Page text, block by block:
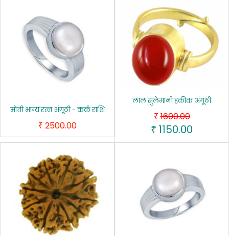
मोती भाग्य रत्न अंगूठी - कर्क राशि
₹ 2500.00
लाल सुलेमानी हकीक अंगूठी
₹ 1600.00
₹ 1150.00